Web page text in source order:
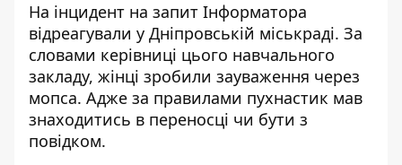
На інцидент на запит Інформатора
відреагували у Дніпровській міськраді. За
словами керівниці цього навчального
закладу, жінці зробили зауваження через
мопса. Адже за правилами пухнастик мав
знаходитись в переносці чи бути з
повідком.